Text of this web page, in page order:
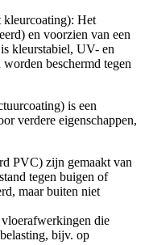
Het
en voorzien van een
kleurstabiel, UV- en
beschermd tegen
is een
verdere eigenschappen,
PVC) zijn gemaakt van
tegen buigen of
maar buiten niet
die
bijv. op